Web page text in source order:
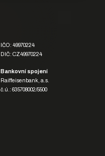
IČO: 49970224
DIČ: CZ49970224
Bankovní spojení
Raiffeisenbank, a.s.
č.ú.: 635708002/5500